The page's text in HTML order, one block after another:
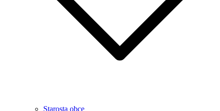
Starosta obce